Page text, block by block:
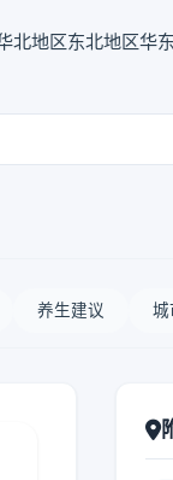
北地区东北地区华
养生建议 城